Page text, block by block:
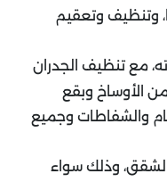
وتنظيف وتعقيم
مع تنظيف الجدران
الأوساخ وبقع
والشفاطات وجميع
وذلك سواء